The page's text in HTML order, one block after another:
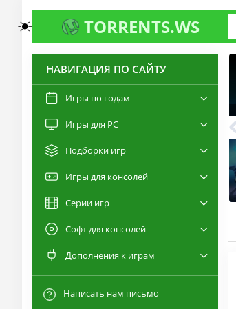
TORRENTS.WS
НАВИГАЦИЯ ПО САЙТУ
Игры по годам
Игры для PC
Подборки игр
Игры для консолей
Серии игр
Софт для консолей
Дополнения к играм
Написать нам письмо
3.0
RESIDENT EVIL 9:
REQUIEM - DELUXE
EDITION V.BUILD
(2026) PC ПИРАТКА
[RUS|ENG] (2026) PC
☀️